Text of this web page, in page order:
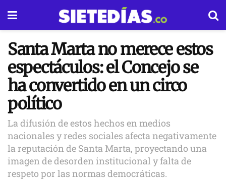
Santa Marta no merece estos
espectáculos: el Concejo se
ha convertido en un circo
político
La difusión de estos hechos en medios
nacionales y redes sociales afecta negativamente
la reputación de Santa Marta, proyectando una
imagen de desorden institucional y falta de
respeto por las normas democráticas.